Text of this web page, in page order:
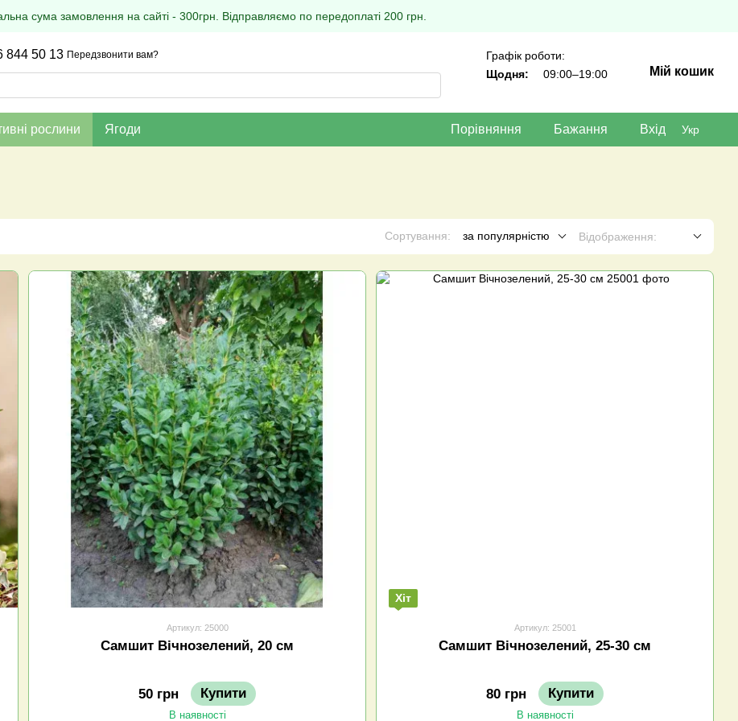
сума замовлення на сайті - 300грн. Відправляємо по передоплаті 200 грн.
844 50 13 Передзвонити вам?
Графік роботи:
Щодня:
09:00–19:00 Мій кошик
рослини Ягоди Порівняння Бажання Вхід Укр
Сортування: за популярністю Відображення:
Артикул: 25000
Самшит Вічнозелений, 20 см
50 грн Купити
В наявності
Хіт
Артикул: 25001
Самшит Вічнозелений, 25-30 см
80 грн Купити
В наявності